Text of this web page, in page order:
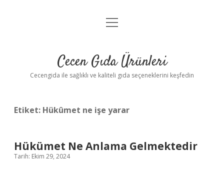
Anasayfa
Yasal Uyarı
menüyü
Cecen Gıda Ürünleri
Cecengida ile sağlıklı ve kaliteli gıda seçeneklerini keşfedin
Etiket: Hükûmet ne işe yarar
Hükümet Ne Anlama Gelmektedir
Tarih: Ekim 29, 2024